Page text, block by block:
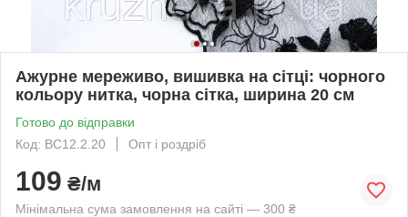
Ажурне мереживо, вишивка на сітці: чорного
кольору нитка, чорна сітка, ширина 20 см
Готово до відправки
Код: ВС12.2.20
Опт і роздріб
109 ₴/м
Мінімальна сума замовлення на сайті — 300 ₴